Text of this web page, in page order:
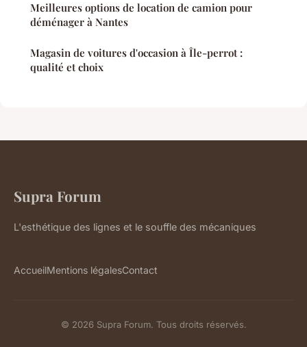
Meilleures options de location de camion pour
déménager à Nantes
Magasin de voitures d'occasion à Île-perrot :
qualité et choix
Supra Forum
L'esthétique des lignes et le souffle des mécaniques
AccueilMentions légalesContact
© 2026 Supra Forum. Tous droits réservés.